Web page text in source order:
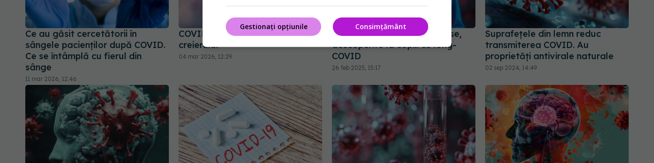
Ce au găsit cercetătorii în
sângele pacienților după COVID.
Ce se întâmplă cu fierul din
sânge
11 mar 2026, 12:46
COVID, impact grav asupra
creierului
04 mar 2026, 12:29
Probleme pulmonare ascunse,
descoperite la copiii cu long-
COVID
26 feb 2025, 15:17
Suprafețele din lemn reduc
transmiterea COVID. Au
proprietăți antivirale naturale
02 sep 2024, 14:49
Consimțământ
Gestionați opțiunile